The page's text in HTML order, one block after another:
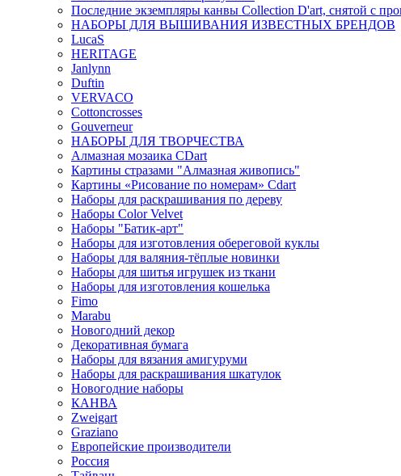
Последние экземпляры канвы Collection D'art, снятой с
НАБОРЫ ДЛЯ ВЫШИВАНИЯ ИЗВЕСТНЫХ БРЕНДОВ
LucaS
HERITAGE
Janlynn
Duftin
VERVACO
Cottoncrosses
Gouverneur
НАБОРЫ ДЛЯ ТВОРЧЕСТВА
Алмазная мозаика CDart
Картины стразами "Алмазная живопись"
Картины «Рисование по номерам» Сdart
Наборы для раскрашивания по дереву
Наборы Сolor Velvet
Наборы "Батик-арт"
Наборы для изготовления обереговой куклы
Наборы для валяния-тёплые новинки
Наборы для шитья игрушек из ткани
Наборы для изготовления кошелька
Fimo
Marabu
Новогодний декор
Декоративная бумага
Наборы для вязания амигуруми
Наборы для раскрашивания шкатулок
Новогодние наборы
КАНВА
Zweigart
Graziano
Европейские производители
Россия